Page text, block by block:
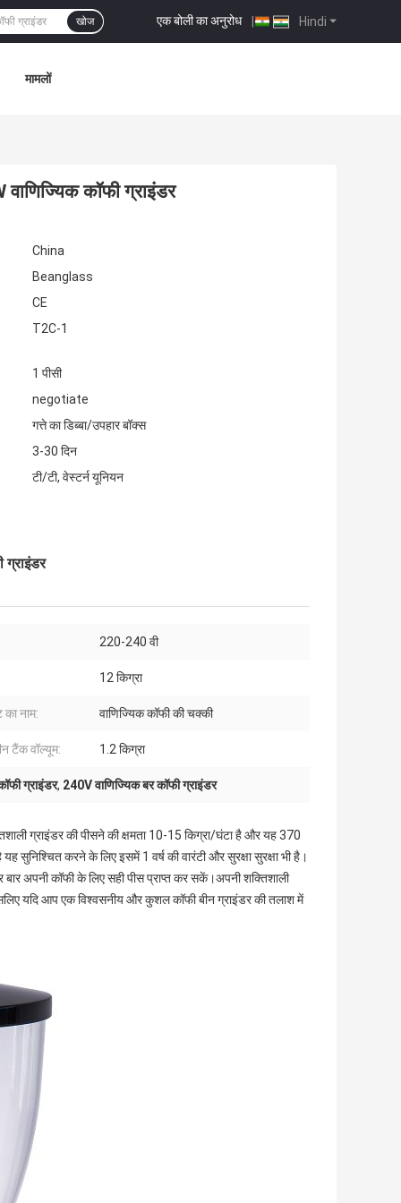
Hindi
एक बोली का अनुरोध |
खोज
मामलों
कॉफी ग्राइंडर
China
Beanglass
CE
T2C-1
1 पीसी
negotiate
गत्ते का डिब्बा/उपहार बॉक्स
3-30 दिन
टी/टी, वेस्टर्न यूनियन
220-240 वी
12 किग्रा
का नाम: वाणिज्यिक कॉफी की चक्की
टैंक वॉल्यूम: 1.2 किग्रा
ग्राइंडर, 240V वाणिज्यिक बर कॉफी ग्राइंडर
ग्राइंडर की पीसने की क्षमता 10-15 किग्रा/घंटा है और यह 370
सुनिश्चित करने के लिए इसमें 1 वर्ष की वारंटी और सुरक्षा सुरक्षा भी है।
बार अपनी कॉफी के लिए सही पीस प्राप्त कर सकें।अपनी शक्तिशाली
यदि आप एक विश्वसनीय और कुशल कॉफी बीन ग्राइंडर की तलाश में